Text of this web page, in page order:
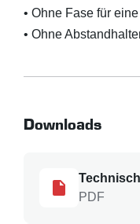
• Ohne Fase für
• Ohne
Downloads
PDF